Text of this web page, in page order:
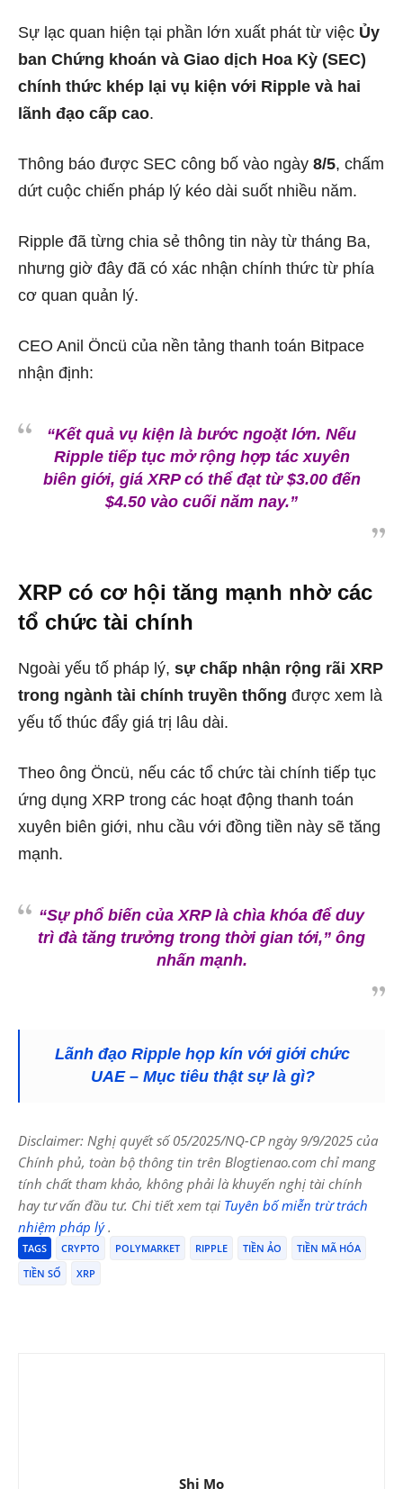
Sự lạc quan hiện tại phần lớn xuất phát từ việc Ủy
ban Chứng khoán và Giao dịch Hoa Kỳ (SEC)
chính thức khép lại vụ kiện với Ripple và hai
lãnh đạo cấp cao.
Thông báo được SEC công bố vào ngày 8/5, chấm
dứt cuộc chiến pháp lý kéo dài suốt nhiều năm.
Ripple đã từng chia sẻ thông tin này từ tháng Ba,
nhưng giờ đây đã có xác nhận chính thức từ phía
cơ quan quản lý.
CEO Anil Öncü của nền tảng thanh toán Bitpace
nhận định:
“Kết quả vụ kiện là bước ngoặt lớn. Nếu
Ripple tiếp tục mở rộng hợp tác xuyên
biên giới, giá XRP có thể đạt từ $3.00 đến
$4.50 vào cuối năm nay.”
XRP có cơ hội tăng mạnh nhờ các
tổ chức tài chính
Ngoài yếu tố pháp lý, sự chấp nhận rộng rãi XRP
trong ngành tài chính truyền thống được xem là
yếu tố thúc đẩy giá trị lâu dài.
Theo ông Öncü, nếu các tổ chức tài chính tiếp tục
ứng dụng XRP trong các hoạt động thanh toán
xuyên biên giới, nhu cầu với đồng tiền này sẽ tăng
mạnh.
“Sự phổ biến của XRP là chìa khóa để duy
trì đà tăng trưởng trong thời gian tới,” ông
nhấn mạnh.
Lãnh đạo Ripple họp kín với giới chức
UAE – Mục tiêu thật sự là gì?
Disclaimer: Nghị quyết số 05/2025/NQ-CP ngày 9/9/2025 của
Chính phủ, toàn bộ thông tin trên Blogtienao.com chỉ mang
tính chất tham khảo, không phải là khuyến nghị tài chính
hay tư vấn đầu tư. Chi tiết xem tại Tuyên bố miễn trừ trách
nhiệm pháp lý.
TAGS CRYPTO POLYMARKET RIPPLE TIỀN ẢO
TIỀN MÃ HÓA
TIỀN SỐ
XRP
Shi Mo